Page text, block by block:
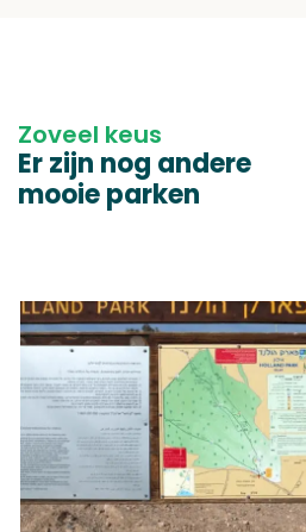
Zoveel keus
Er zijn nog andere
mooie parken